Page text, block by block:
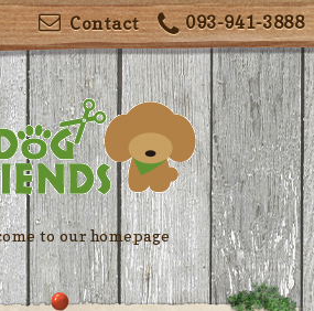
093-941-3888
Contact
to our homepage